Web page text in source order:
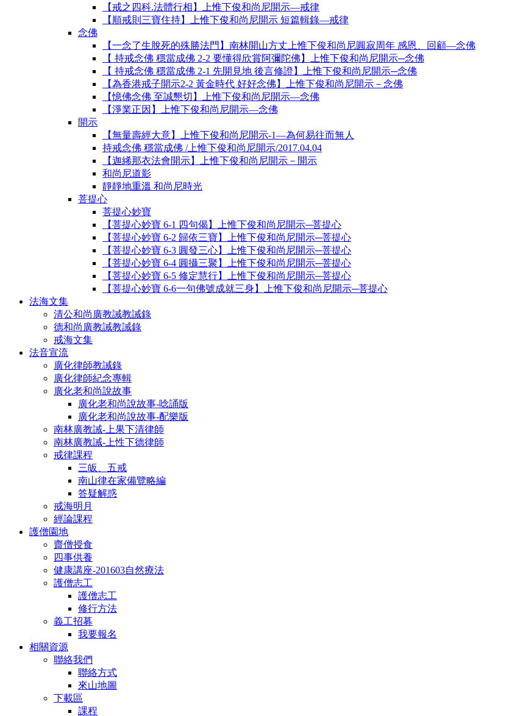
【戒之四科.法體行相】上惟下俊和尚尼開示—戒律
【順戒則三寶住持】上惟下俊和尚尼開示 短篇輯錄—戒律
念佛
【一念了生脫死的殊勝法門】南林開山方丈上惟下俊和尚尼圓寂周年 感恩、回顧—念佛
【 持戒念佛 穩當成佛 2-2 要懂得欣賞阿彌陀佛】上惟下俊和尚尼開示─念佛
【 持戒念佛 穩當成佛 2-1 先開見地 後言修證】上惟下俊和尚尼開示─念佛
【為香港戒子開示2-2 黃金時代 好好念佛】上惟下俊和尚尼開示－念佛
【憶佛念佛 至誠懇切】上惟下俊和尚尼開示—念佛
【淨業正因】上惟下俊和尚尼開示—念佛
開示
【無量壽經大意】上惟下俊和尚尼開示-1―為何易往而無人
持戒念佛 穩當成佛 /上惟下俊和尚尼開示/2017.04.04
【迦絺那衣法會開示】上惟下俊和尚尼開示－開示
和尚尼道影
靜靜地重溫 和尚尼時光
菩提心
菩提心妙寶
【菩提心妙寶 6-1 四句偈】上惟下俊和尚尼開示─菩提心
【菩提心妙寶 6-2 歸依三寶】上惟下俊和尚尼開示─菩提心
【菩提心妙寶 6-3 圓發三心】上惟下俊和尚尼開示─菩提心
【菩提心妙寶 6-4 圓攝三聚】上惟下俊和尚尼開示─菩提心
【菩提心妙寶 6-5 修定慧行】上惟下俊和尚尼開示─菩提心
【菩提心妙寶 6-6一句佛號成就三身】上惟下俊和尚尼開示─菩提心
法海文集
清公和尚廣教誡教誡錄
德和尚廣教誡教誡錄
戒海文集
法音宣流
廣化律師教誡錄
廣化律師紀念專輯
廣化老和尚說故事
廣化老和尚說故事-唸誦版
廣化老和尚說故事-配樂版
南林廣教誡-上果下清律師
南林廣教誡-上性下德律師
戒律課程
三皈、五戒
南山律在家備覽略編
答疑解惑
戒海明月
經論課程
護僧園地
齋僧授食
四事供養
健康講座-201603自然療法
護僧志工
護僧志工
修行方法
義工招募
我要報名
相關資源
聯絡我們
聯絡方式
來山地圖
下載區
課程